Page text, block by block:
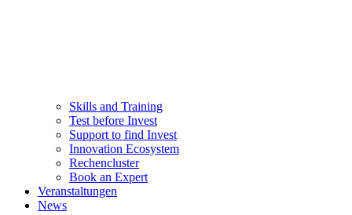
Skills and Training
Test before Invest
Support to find Invest
Innovation Ecosystem
Rechencluster​
Book an Expert
Veranstaltungen
News